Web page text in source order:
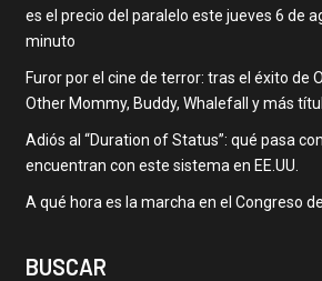
es el precio del paralelo este jueves 6 de
minuto
Furor por el cine de terror: tras el éxito de
Other Mommy, Buddy, Whalefall y más
Adiós al “Duration of Status”: qué pasa
encuentran con este sistema en EE.UU.
A qué hora es la marcha en el Congreso
BUSCAR